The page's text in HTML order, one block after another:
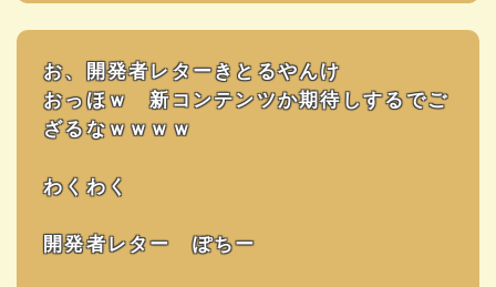
お、開発者レターきとるやんけ
おっほｗ 新コンテンツか期待しするでご
ざるなｗｗｗｗ
わくわく
開発者レター ぽちー